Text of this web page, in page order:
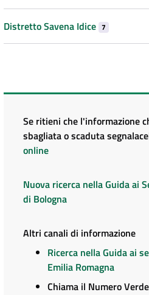
Distretto Savena Idice 7
Se ritieni che l'informazione
sbagliata o scaduta
online
Nuova ricerca nella Guida ai
di Bologna
Altri canali di informazione
Ricerca nella Guida ai
Emilia Romagna
Chiama il Numero